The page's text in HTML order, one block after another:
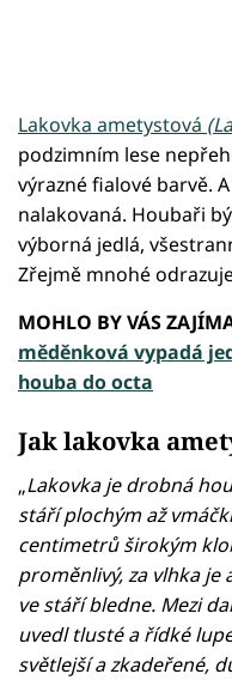
Lakovka ametystová
podzimním lese
výrazné fialové barvě.
nalakovaná. Houbaři
výborná jedlá,
Zřejmě mnohé
MOHLO BY VÁS
měděnková vypadá
houba do octa
Jak lakovka
„Lakovka je drobná
stáří plochým až
centimetrů širokým
proměnlivý, za vlhka je
ve stáří bledne. Mezi
uvedl tlusté a řídké
světlejší a zkadeřené,